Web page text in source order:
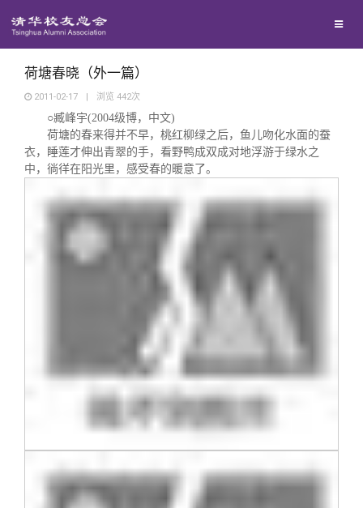
西南联大校友会
义工计划
新媒体平台
青春风采
校友文苑
校友讲坛
终身学习
信息化服务
三创大赛
校友总会
总会简介
会长致辞
关闭
荷塘春晓（外一篇）
2011-02-17 | 浏览 442次
○臧峰宇(2004级博，中文)
荷塘的春来得并不早，桃红柳绿之后，鱼儿吻化水面的蚕
衣，睡莲才伸出青翠的手，看野鸭成双成对地浮游于绿水之
中，徜徉在阳光里，感受春的暖意了。